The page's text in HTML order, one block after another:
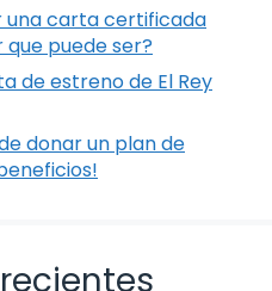
una carta certificada
puede ser?
de estreno de El Rey
donar un plan de